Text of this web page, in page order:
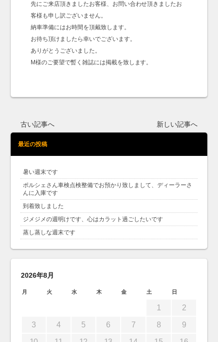
先にご来店頂きましたお客様、お問い合わせ頂きましたお
客様も申し訳ございません。
納車準備にはお時間を頂戴致します。
お待ち頂けましたら幸いでございます。
ありがとうございました。
M様のご要望で暫く雑誌には掲載を致します。
古い記事へ 新しい記事へ
最近の投稿
暑い週末です
ポルシェさん車検点検整備でお預かり致しまして、ディーラーさ
んに入庫です
到着致しました
ジメジメの週明けです、心はカラット過ごしたいです
蒸し蒸しな週末です
2026年8月
月 火 水 木 金 土 日
1 2
3 4 5 6 7 8 9